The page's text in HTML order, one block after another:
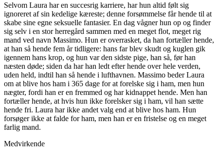
Selvom Laura har en succesrig karriere, har hun altid følt sig
ignoreret af sin kedelige kæreste; denne forsømmelse får hende til at
skabe sine egne seksuelle fantasier. En dag vågner hun op og finder
sig selv i en stor herregård sammen med en meget flot, meget rig
mand ved navn Massimo. Hun er overrasket, da han fortæller hende,
at han så hende fem år tidligere: hans far blev skudt og kuglen gik
igennem hans krop, og hun var den sidste pige, han så, før han
næsten døde; siden da har han ledt efter hende over hele verden,
uden held, indtil han så hende i lufthavnen. Massimo beder Laura
om at blive hos ham i 365 dage for at forelske sig i ham, men hun
nægter, fordi han er en fremmed og har kidnappet hende. Men han
fortæller hende, at hvis hun ikke forelsker sig i ham, vil han sætte
hende fri. Laura har ikke andet valg end at blive hos ham. Hun
forsøger ikke at falde for ham, men han er en fristelse og en meget
farlig mand.
Medvirkende